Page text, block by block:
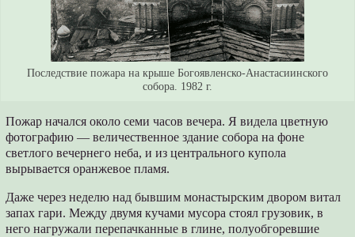
Последствие пожара на крыше Богоявленско-Анастасиинского
собора. 1982 г.
Пожар начался около семи часов вечера. Я видела цветную
фотографию — величественное здание собора на фоне
светлого вечернего неба, и из центрального купола
вырывается оранжевое пламя.
Даже через неделю над бывшим монастырским двором витал
запах гари. Между двумя кучами мусора стоял грузовик, в
него нагружали перепачканные в глине, полуобгоревшие